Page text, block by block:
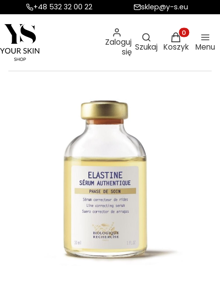
+48 532 32 00 22 sklep@y-s.eu
Zaloguj
się
Otwórz
Szukaj
Produkty w
Koszyk Menu